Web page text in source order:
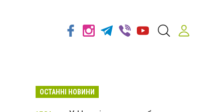
ОСТАННІ НОВИНИ